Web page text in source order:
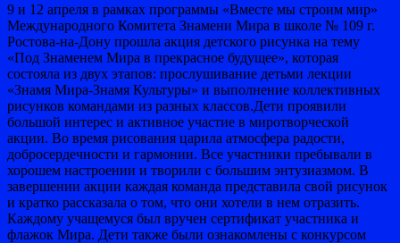
9 и 12 апреля в рамках программы «Вместе мы строим мир»
Международного Комитета Знамени Мира в школе № 109 г.
Ростова-на-Дону прошла акция детского рисунка на тему
«Под Знаменем Мира в прекрасное будущее», которая
состояла из двух этапов: прослушивание детьми лекции
«Знамя Мира-Знамя Культуры» и выполнение коллективных
рисунков командами из разных классов.Дети проявили
большой интерес и активное участие в миротворческой
акции. Во время рисования царила атмосфера радости,
добросердечности и гармонии. Все участники пребывали в
хорошем настроении и творили с большим энтузиазмом. В
завершении акции каждая команда представила свой рисунок
и кратко рассказала о том, что они хотели в нем отразить.
Каждому учащемуся был вручен сертификат участника и
флажок Мира. Дети также были ознакомлены с конкурсом